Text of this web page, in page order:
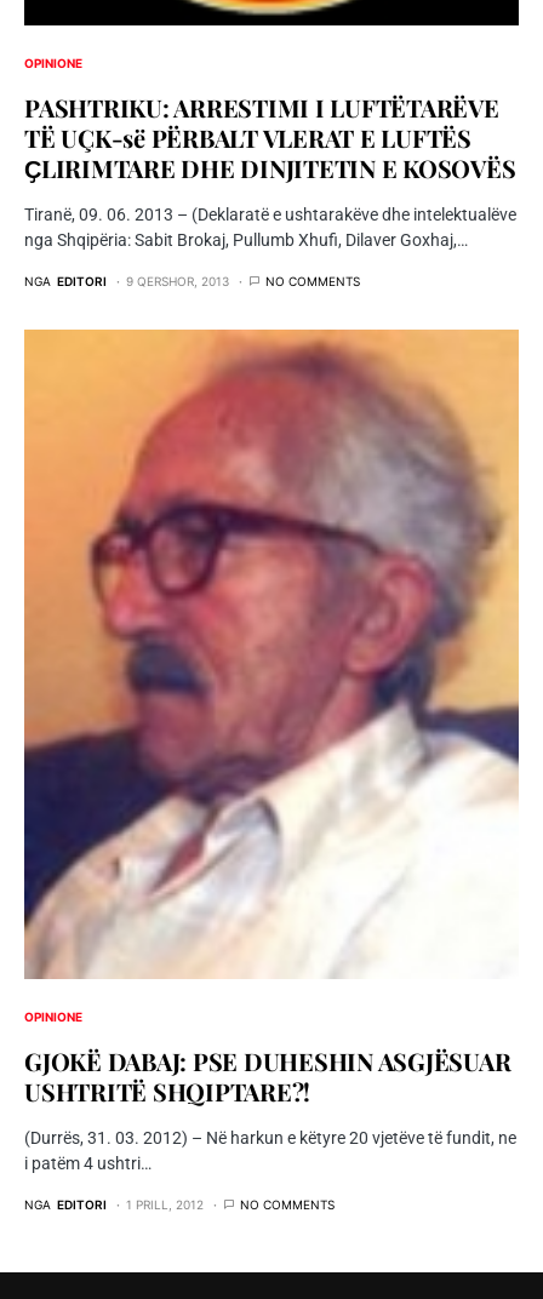
OPINIONE
PASHTRIKU: ARRESTIMI I LUFTËTARËVE
TË UÇK-së PËRBALT VLERAT E LUFTËS
ҪLIRIMTARE DHE DINJITETIN E KOSOVËS
Tiranë, 09. 06. 2013 – (Deklaratë e ushtarakëve dhe intelektualëve
nga Shqipëria: Sabit Brokaj, Pullumb Xhufi, Dilaver Goxhaj,…
NGA EDITORI 9 QERSHOR, 2013 NO COMMENTS
OPINIONE
GJOKË DABAJ: PSE DUHESHIN ASGJËSUAR
USHTRITË SHQIPTARE?!
(Durrës, 31. 03. 2012) – Në harkun e këtyre 20 vjetëve të fundit, ne
i patëm 4 ushtri…
NGA EDITORI 1 PRILL, 2012 NO COMMENTS